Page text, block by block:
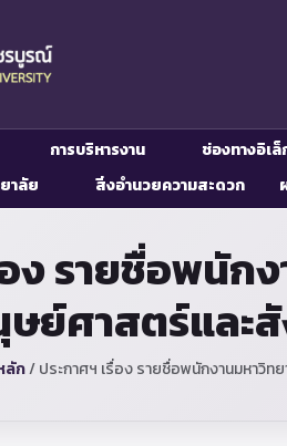
การบริหารงาน ช่องทางอิเ
าลัย สิ่งอำนวยความสะดวก
อง รายชื่อพนั
ย์ศาสตร์และ
ลัก/ประกาศฯ เรื่อง รายชื่อพนักงานมหา